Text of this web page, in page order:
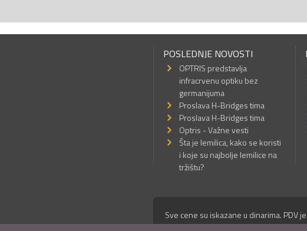
POSLEDNJE NOVOSTI
OPTRIS predstavlja
infracrvenu optiku bez
germanijuma
Proslava H-Bridges tima
Proslava H-Bridges tima
Optris - Važne vesti
Šta je lemilica, kako se koristi
i koje su najbolje lemilice na
tržištu?
Sve cene su iskazane u dinarima. PDV
© Mikro Princ 1999 - 2026. Sva prava